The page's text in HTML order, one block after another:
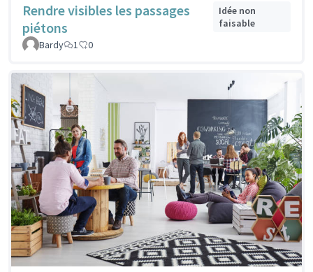
Rendre visibles les passages
piétons
Idée non
faisable
Bardy
1 0